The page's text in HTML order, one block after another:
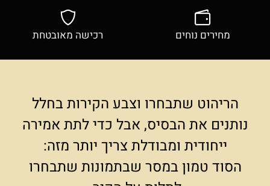
מחירים נוחים רכישה מאובטחת
הריהוט שתבחרו וצבע הקירות בחלל
נותנים את הבסיס, אבל כדי לתת אמירה
ייחודית ומבודלת צריך יותר מזה:
הסוד טמון במסר שבתמונות שתבחרו